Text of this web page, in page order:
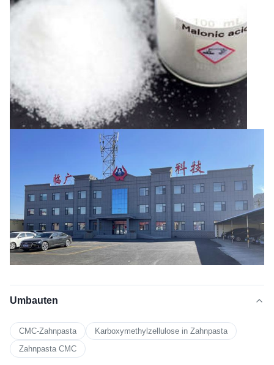
Umbauten
CMC-Zahnpasta
Karboxymethylzellulose in Zahnpasta
Zahnpasta CMC